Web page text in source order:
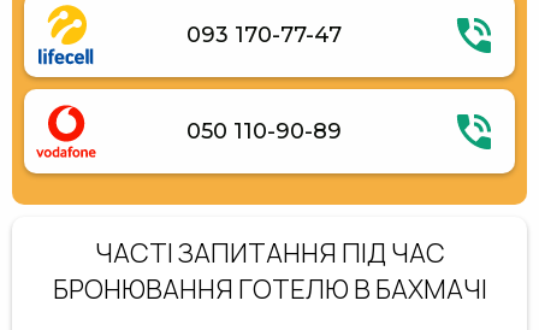
093 170-77-47
050 110-90-89
ЧАСТІ ЗАПИТАННЯ ПІД ЧАС
БРОНЮВАННЯ ГОТЕЛЮ В БАХМАЧІ